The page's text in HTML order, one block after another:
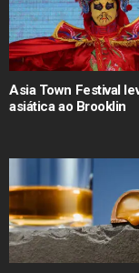
Asia Town Festival
asiática ao Brooklin